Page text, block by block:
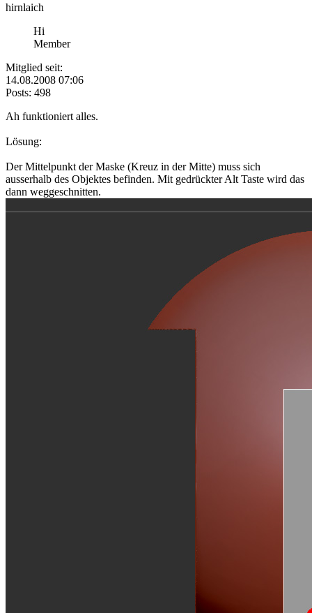
hirnlaich
Hi
Member
Mitglied seit:
14.08.2008 07:06
Posts: 498
Ah funktioniert alles.
Lösung:
Der Mittelpunkt der Maske (Kreuz in der Mitte) muss sich
ausserhalb des Objektes befinden. Mit gedrückter Alt Taste wird das
dann weggeschnitten.